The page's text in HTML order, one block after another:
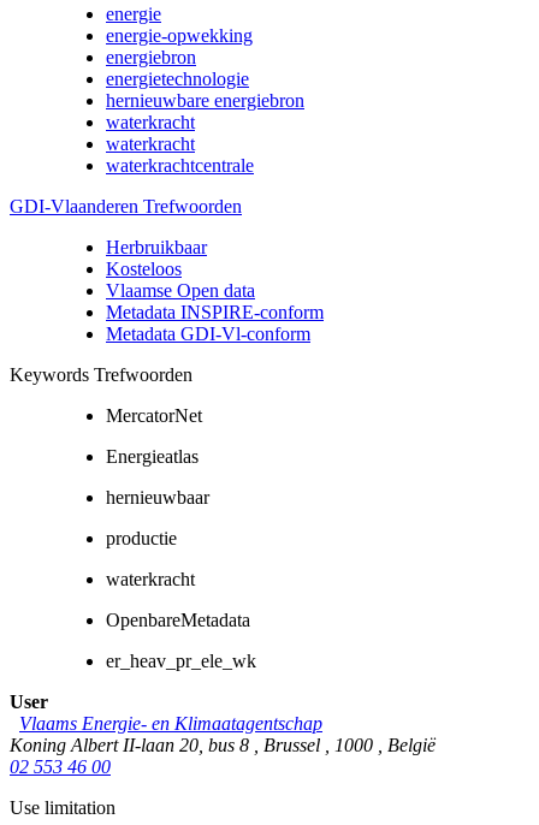
energie
energie-opwekking
energiebron
energietechnologie
hernieuwbare energiebron
waterkracht
waterkracht
waterkrachtcentrale
GDI-Vlaanderen Trefwoorden
Herbruikbaar
Kosteloos
Vlaamse Open data
Metadata INSPIRE-conform
Metadata GDI-Vl-conform
Keywords Trefwoorden
MercatorNet
Energieatlas
hernieuwbaar
productie
waterkracht
OpenbareMetadata
er_heav_pr_ele_wk
User
Vlaams Energie- en Klimaatagentschap
Koning Albert II-laan 20, bus 8
Brussel 1000
België
02 553 46 00
Use limitation